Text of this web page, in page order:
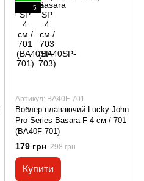
5
Артикул: BA40F-701
Воблер плаваючий Lucky John
Pro Series Basara F 4 см / 701
(BA40F-701)
179 грн 298 грн
Купити